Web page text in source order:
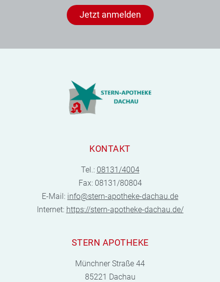
Jetzt anmelden
KONTAKT
Tel.: 08131/4004
Fax: 08131/80804
E-Mail: info@stern-apotheke-dachau.de
Internet: https://stern-apotheke-dachau.de/
STERN APOTHEKE
Münchner Straße 44
85221 Dachau